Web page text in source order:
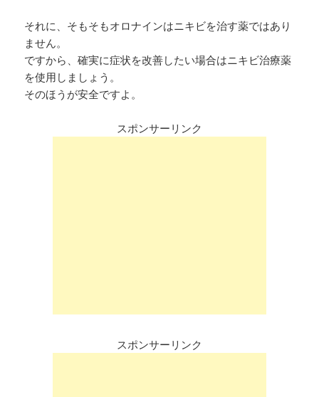
それに、そもそもオロナインはニキビを治す薬ではあり
ません。
ですから、確実に症状を改善したい場合はニキビ治療薬
を使用しましょう。
そのほうが安全ですよ。
スポンサーリンク
スポンサーリンク